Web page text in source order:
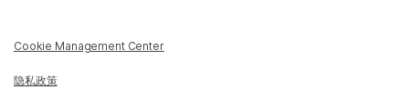
Cookie Management Center
隐私政策